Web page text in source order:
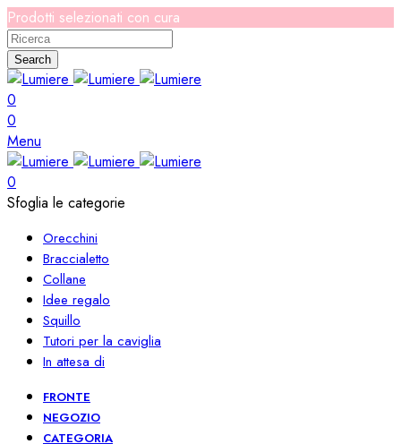
Prodotti selezionati con cura
Search
0
0
Menu
0
Sfoglia le categorie
Orecchini
Braccialetto
Collane
Idee regalo
Squillo
Tutori per la caviglia
In attesa di
FRONTE
NEGOZIO
CATEGORIA